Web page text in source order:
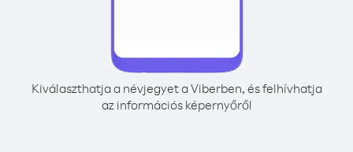
Kiválaszthatja a névjegyet a Viberben, és felhívhatja
az információs képernyőről